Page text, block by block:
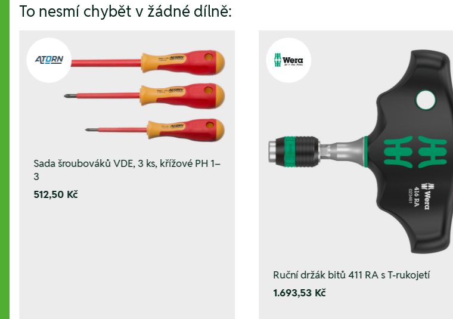
To nesmí chybět v žádné dílně:
Sada šroubováků VDE, 3 ks, křížové PH 1–
3
512,50 Kč
Ruční držák bitů 411 RA s T-rukojetí
1.693,53 Kč